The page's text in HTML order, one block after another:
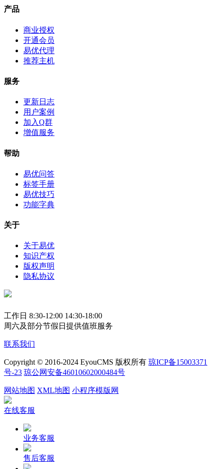
产品
商业授权
开通会员
易优代理
推荐主机
服务
更新日志
用户案例
加入Q群
增值服务
帮助
易优问答
标签手册
易优技巧
功能字典
关于
关于易优
知识产权
版权声明
隐私协议
工作日 8:30-12:00 14:30-18:00
周六及部分节假日提供值班服务
联系我们
Copyright © 2016-2024 EyouCMS 版权所有 琼ICP备15003371
号-23 琼公网安备46010602000484号
网站地图 XML地图 小程序模版网
在线客服
业务客服
售后客服